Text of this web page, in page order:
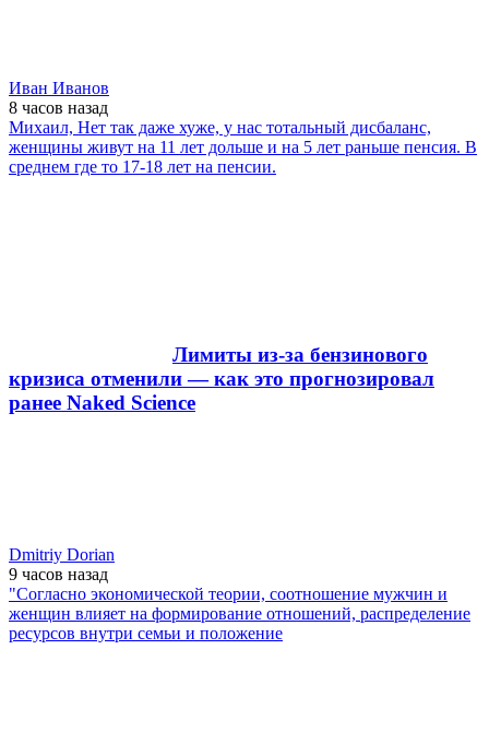
Иван Иванов
8 часов назад
Михаил, Нет так даже хуже, у нас тотальный дисбаланс,
женщины живут на 11 лет дольше и на 5 лет раньше пенсия. В
среднем где то 17-18 лет на пенсии.
Лимиты из-за бензинового
кризиса отменили — как это прогнозировал
ранее Naked Science
Dmitriy Dorian
9 часов назад
"Согласно экономической теории, соотношение мужчин и
женщин влияет на формирование отношений, распределение
ресурсов внутри семьи и положение